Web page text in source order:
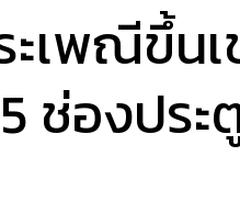
เพณีขึ้น
ช่องประ